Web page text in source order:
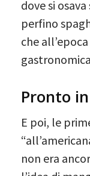
dove si
perfino
che
Pronto
E poi, le
non era